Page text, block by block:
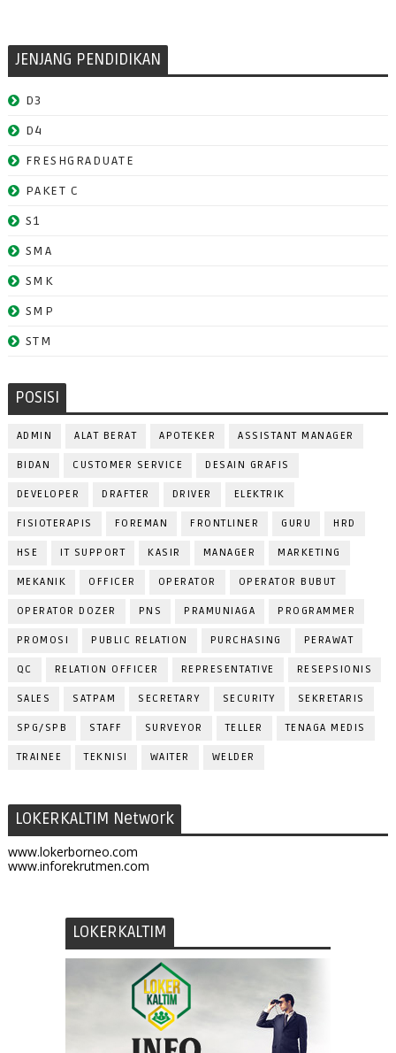
JENJANG PENDIDIKAN
D3
D4
FRESHGRADUATE
PAKET C
S1
SMA
SMK
SMP
STM
POSISI
ADMIN ALAT BERAT APOTEKER ASSISTANT MANAGER
BIDAN CUSTOMER SERVICE DESAIN GRAFIS
DEVELOPER DRAFTER DRIVER ELEKTRIK
FISIOTERAPIS FOREMAN FRONTLINER GURU HRD
HSE IT SUPPORT KASIR MANAGER MARKETING
MEKANIK OFFICER OPERATOR OPERATOR BUBUT
OPERATOR DOZER PNS PRAMUNIAGA PROGRAMMER
PROMOSI PUBLIC RELATION PURCHASING PERAWAT
QC RELATION OFFICER REPRESENTATIVE RESEPSIONIS
SALES SATPAM SECRETARY SECURITY SEKRETARIS
SPG/SPB STAFF SURVEYOR TELLER TENAGA MEDIS
TRAINEE TEKNISI WAITER WELDER
LOKERKALTIM Network
www.lokerborneo.com
www.inforekrutmen.com
LOKERKALTIM